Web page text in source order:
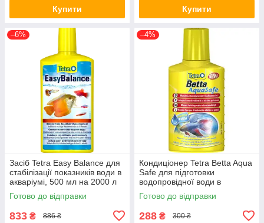
Купити Купити
–6%
Засіб Tetra Easy Balance для
стабілізації показників води в
акваріумі, 500 мл на 2000 л
(*)
Готово до відправки
833 ₴ 886 ₴
–4%
Кондиціонер Tetra Betta Aqua
Safe для підготовки
водопровідної води в
придатну для півників, 100
мл на 100 л (*)
Готово до відправки
288 ₴ 300 ₴